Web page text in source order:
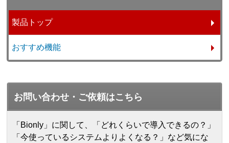
製品トップ
おすすめ機能
お問い合わせ・ご依頼はこちら
「Bionly」に関して、「どれくらいで導入できるの？」
「今使っているシステムよりよくなる？」など気にな